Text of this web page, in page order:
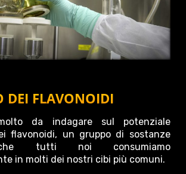
DEI FLAVONOIDI
da indagare sul potenziale
flavonoidi, un gruppo di sostanze
tutti noi consumiamo
in molti dei nostri cibi più comuni.